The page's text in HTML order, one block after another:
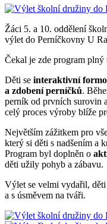
Žáci 5. a 10. oddělení
výlet do Perníčkovny U
Čekal je zde program plný
Děti se interaktivní
a zdobení perníčků.
perník od prvních surovin
celý proces výroby blíže
Největším zážitkem pro
který si děti s nadšením a
Program byl doplněn o
děti užily pohyb a zábavu.
Výlet se velmi vydařil,
a s úsměvem na tváři.